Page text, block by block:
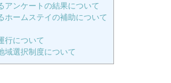
アンケートの結果について
ホームステイの補助について
行について
域選択制度について